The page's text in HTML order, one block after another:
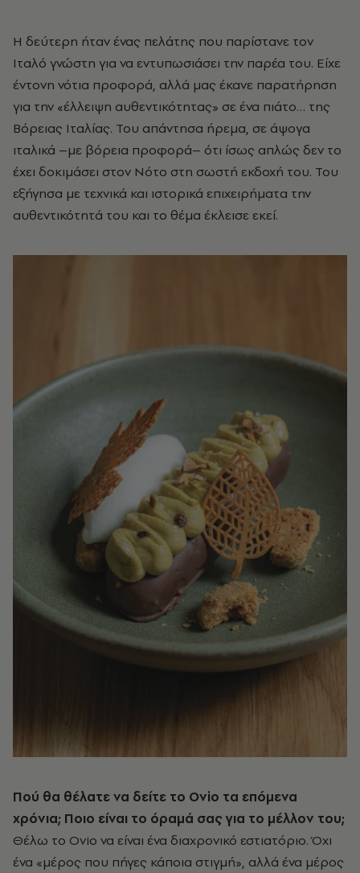
Η δεύτερη ήταν ένας πελάτης που παρίστανε τον
Ιταλό γνώστη για να εντυπωσιάσει την παρέα του. Είχε
έντονη νότια προφορά, αλλά μας έκανε παρατήρηση
για την «έλλειψη αυθεντικότητας» σε ένα πιάτο… της
Βόρειας Ιταλίας. Του απάντησα ήρεμα, σε άψογα
ιταλικά –με βόρεια προφορά– ότι ίσως απλώς δεν το
έχει δοκιμάσει στον Νότο στη σωστή εκδοχή του. Του
εξήγησα με τεχνικά και ιστορικά επιχειρήματα την
αυθεντικότητά του και το θέμα έκλεισε εκεί.
Πού θα θέλατε να δείτε το Ovio τα επόμενα
χρόνια; Ποιο είναι το όραμά σας για το μέλλον του;
Θέλω το Ovio να είναι ένα διαχρονικό εστιατόριο. Όχι
ένα «μέρος που πήγες κάποια στιγμή», αλλά ένα μέρος